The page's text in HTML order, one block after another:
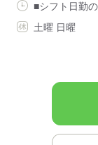
■シフト日勤
土曜 日曜